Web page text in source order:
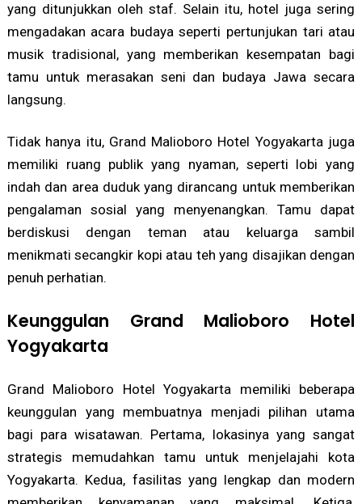
yang ditunjukkan oleh staf. Selain itu, hotel juga sering
mengadakan acara budaya seperti pertunjukan tari atau
musik tradisional, yang memberikan kesempatan bagi
tamu untuk merasakan seni dan budaya Jawa secara
langsung.
Tidak hanya itu, Grand Malioboro Hotel Yogyakarta juga
memiliki ruang publik yang nyaman, seperti lobi yang
indah dan area duduk yang dirancang untuk memberikan
pengalaman sosial yang menyenangkan. Tamu dapat
berdiskusi dengan teman atau keluarga sambil
menikmati secangkir kopi atau teh yang disajikan dengan
penuh perhatian.
Keunggulan Grand Malioboro Hotel
Yogyakarta
Grand Malioboro Hotel Yogyakarta memiliki beberapa
keunggulan yang membuatnya menjadi pilihan utama
bagi para wisatawan. Pertama, lokasinya yang sangat
strategis memudahkan tamu untuk menjelajahi kota
Yogyakarta. Kedua, fasilitas yang lengkap dan modern